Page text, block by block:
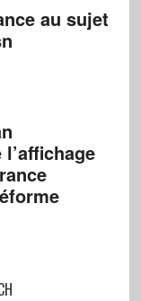
au sujet